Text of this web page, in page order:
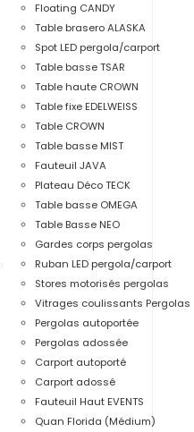
Floating CANDY
Table brasero ALASKA
Spot LED pergola/carport
Table basse TSAR
Table haute CROWN
Table fixe EDELWEISS
Table CROWN
Table basse MIST
Fauteuil JAVA
Plateau Déco TECK
Table basse OMEGA
Table Basse NEO
Gardes corps pergolas
Ruban LED pergola/carport
Stores motorisés pergolas
Vitrages coulissants Pergolas
Pergolas autoportée
Pergolas adossée
Carport autoporté
Carport adossé
Fauteuil Haut EVENTS
Quan Florida (Médium)